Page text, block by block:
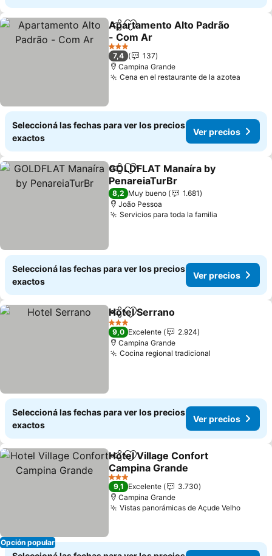
CompartirAñadir a favoritos
Apartamento Alto Padrão
- Com Ar
Ver precios
3 Estrellas
7,4
137
Campina Grande
Cena en el restaurante de la azotea
Seleccioná las fechas para ver los precios
exactos
Ver precios
CompartirAñadir a favoritos
GOLDFLAT Manaíra by
PenareiaTurBr
Ver precios
8,2 Muy bueno
1.681
João Pessoa
Servicios para toda la familia
Seleccioná las fechas para ver los precios
exactos
Ver precios
CompartirAñadir a favoritos
Hotel Serrano
3 Estrellas
9,0 Excelente
2.924
Campina Grande
Cocina regional tradicional
Seleccioná las fechas para ver los precios
exactos
Ver precios
Opción popular
CompartirAñadir a favoritos
Hotel Village Confort
Campina Grande
Ver precios
3 Estrellas
9,1 Excelente
3.730
Campina Grande
Vistas panorámicas de Açude VelhoVer